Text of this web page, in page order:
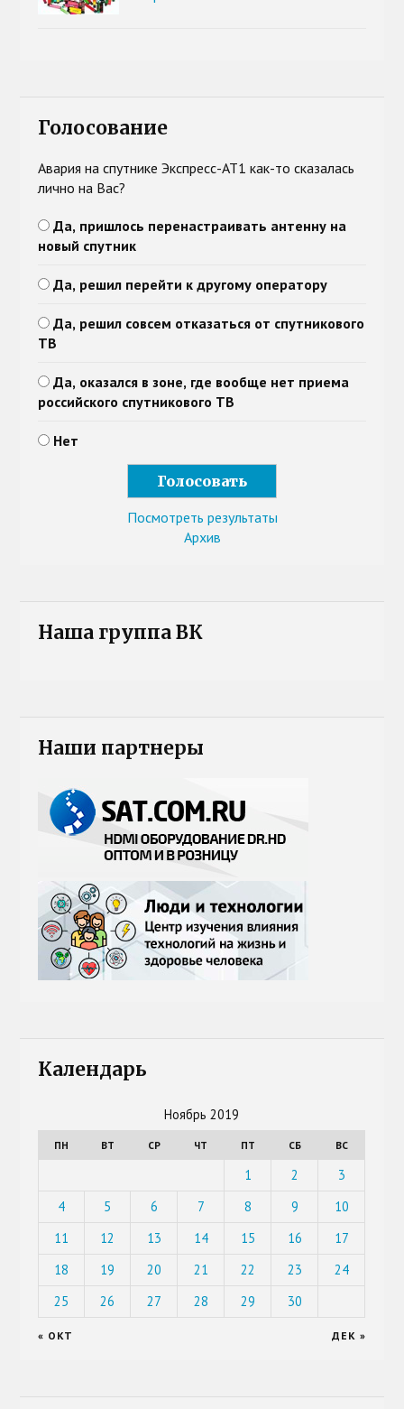
Голосование
Авария на спутнике Экспресс-АТ1 как-то сказалась
лично на Вас?
Да, пришлось перенастраивать антенну на
новый спутник
Да, решил перейти к другому оператору
Да, решил совсем отказаться от спутникового
ТВ
Да, оказался в зоне, где вообще нет приема
российского спутникового ТВ
Нет
Посмотреть результаты
Архив
Наша группа ВК
Наши партнеры
Календарь
Ноябрь 2019
ПН ВТ СР ЧТ ПТ СБ ВС
1 2
3
4
5 6 7 8 9
10
11
12 13 14 15 16
17
18
19 20 21 22 23
24
25
26 27 28 29 30
« ОКТ ДЕК »